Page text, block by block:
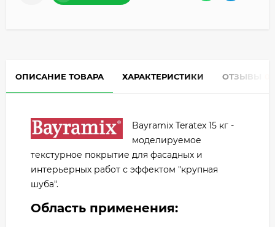
ОПИСАНИЕ ТОВАРА ХАРАКТЕРИСТИКИ ОТЗЫВЫ
Bayramix Teratex 15 кг -
моделируемое
текстурное покрытие для фасадных и
интерьерных работ с эффектом "крупная
шуба".
Область применения: